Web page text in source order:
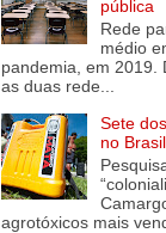
pública
Rede
médio
pandemia, em 2019.
as duas rede...
Sete
no
agrotóxicos mais